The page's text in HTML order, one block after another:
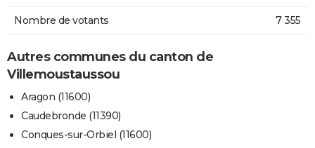
Nombre de votants 7 355
Autres communes du canton de
Villemoustaussou
Aragon (11600)
Caudebronde (11390)
Conques-sur-Orbiel (11600)